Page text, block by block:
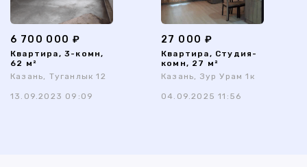
6 700 000 ₽
Квартира, 3-комн,
62 м²
Казань, Туганлык 12
13.09.2023 09:09
27 000 ₽
Квартира, Студия-
комн, 27 м²
Казань, Зур Урам 1к
04.09.2025 11:56